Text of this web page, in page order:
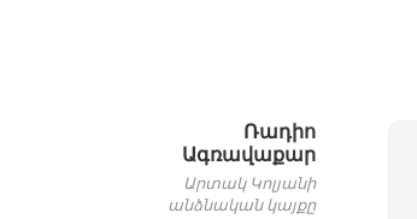
Ռադիո
Ագռավաքար
Արտակ Կոլյանի
անձնական կայքը